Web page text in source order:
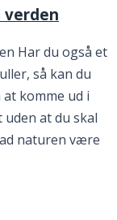
verden
Har du også et
så kan du
komme ud i
at du skal
naturen være